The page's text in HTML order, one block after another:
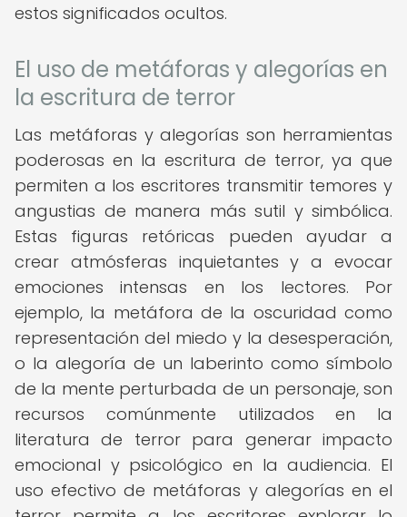
estos significados ocultos.
El uso de metáforas y alegorías en
la escritura de terror
Las metáforas y alegorías son herramientas
poderosas en la escritura de terror, ya que
permiten a los escritores transmitir temores y
angustias de manera más sutil y simbólica.
Estas figuras retóricas pueden ayudar a
crear atmósferas inquietantes y a evocar
emociones intensas en los lectores. Por
ejemplo, la metáfora de la oscuridad como
representación del miedo y la desesperación,
o la alegoría de un laberinto como símbolo
de la mente perturbada de un personaje, son
recursos comúnmente utilizados en la
literatura de terror para generar impacto
emocional y psicológico en la audiencia. El
uso efectivo de metáforas y alegorías en el